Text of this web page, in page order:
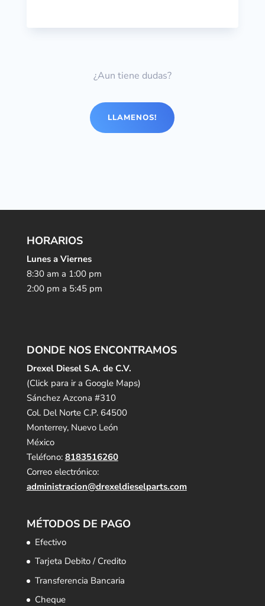
¿Aun tiene dudas?
LLAMENOS!
HORARIOS
Lunes a Viernes
8:30 am a 1:00 pm
2:00 pm a 5:45 pm
DONDE NOS ENCONTRAMOS
Drexel Diesel S.A. de C.V.
(Click para ir a Google Maps)
Sánchez Azcona #310
Col. Del Norte C.P. 64500
Monterrey, Nuevo León
México
Teléfono: 8183516260
Correo electrónico:
administracion@drexeldieselparts.com
MÉTODOS DE PAGO
Efectivo
Tarjeta Debito / Credito
Transferencia Bancaria
Cheque